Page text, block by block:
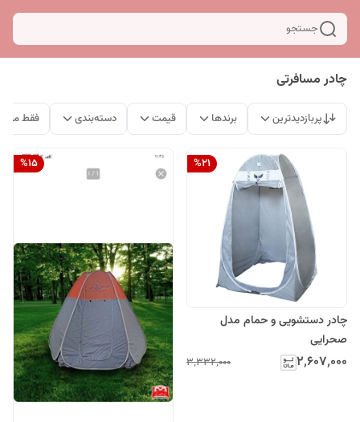
جستجو
چادر مسافرتی
پربازدیدترین برندها قیمت دسته‌بندی فقط
%21
چادر دستشویی و حمام مدل
صحرایی
۲٬۶۰۷٬۰۰۰ ۳٬۳۳۲٬۰۰۰
%15